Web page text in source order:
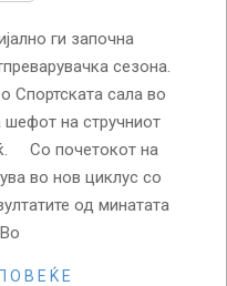
ги започна
сезона.
Спортската сала во
на стручниот
Со почетокот на
во нов циклус со
од минатата